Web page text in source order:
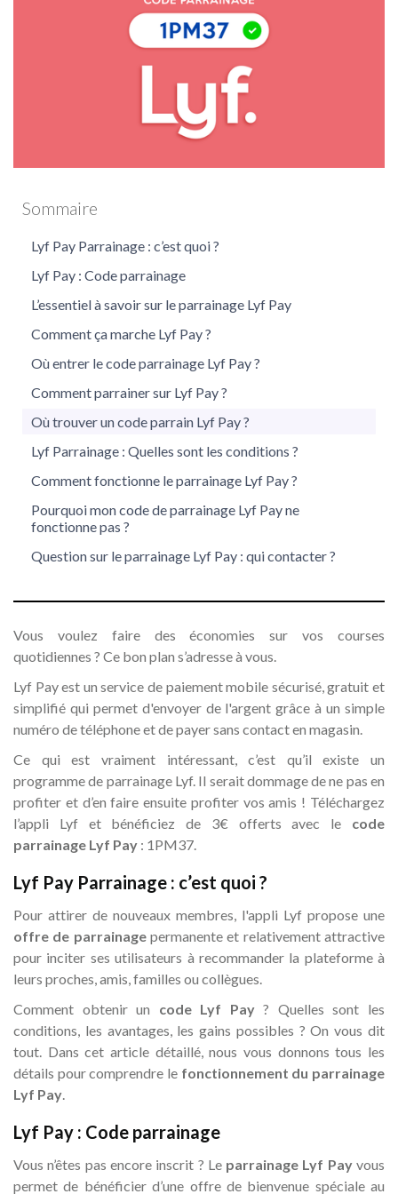
Lyf Pay
Sommaire
Lyf Pay Parrainage : c’est quoi ?
Lyf Pay : Code parrainage
L’essentiel à savoir sur le parrainage Lyf Pay
Comment ça marche Lyf Pay ?
Où entrer le code parrainage Lyf Pay ?
Comment parrainer sur Lyf Pay ?
Où trouver un code parrain Lyf Pay ?
Lyf Parrainage : Quelles sont les conditions ?
Comment fonctionne le parrainage Lyf Pay ?
Pourquoi mon code de parrainage Lyf Pay ne
fonctionne pas ?
Question sur le parrainage Lyf Pay : qui contacter ?
Vous voulez faire des économies sur vos courses
quotidiennes ? Ce bon plan s’adresse à vous.
Lyf Pay est un service de paiement mobile sécurisé, gratuit et
simplifié qui permet d'envoyer de l'argent grâce à un simple
numéro de téléphone et de payer sans contact en magasin.
Ce qui est vraiment intéressant, c’est qu’il existe un
programme de parrainage Lyf. Il serait dommage de ne pas en
profiter et d’en faire ensuite profiter vos amis ! Téléchargez
l’appli Lyf et bénéficiez de 3€ offerts avec le code
parrainage Lyf Pay : 1PM37.
Lyf Pay Parrainage : c’est quoi ?
Pour attirer de nouveaux membres, l'appli Lyf propose une
offre de parrainagepermanente et relativement attractive
pour inciter ses utilisateurs à recommander la plateforme à
leurs proches, amis, familles ou collègues.
Comment obtenir un code Lyf Pay? Quelles sont les
conditions, les avantages, les gains possibles ? On vous dit
tout. Dans cet article détaillé, nous vous donnons tous les
détails pour comprendre le fonctionnement du parrainage
Lyf Pay.
Lyf Pay : Code parrainage
Vous n’êtes pas encore inscrit ? Le parrainage Lyf Payvous
permet de bénéficier d’une offre de bienvenue spéciale au